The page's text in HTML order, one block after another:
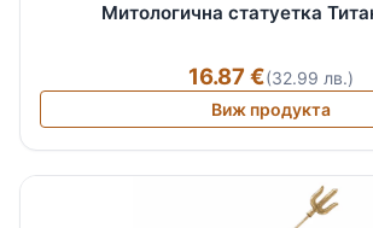
Митологична статуетка
16.87 €(32.99 лв.)
Виж продукта